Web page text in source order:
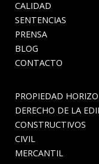
CALIDAD
SENTENCIAS
PRENSA
BLOG
CONTACTO
PROPIEDAD
DERECHO DE LA
CONSTRUCTIVOS
CIVIL
MERCANTIL